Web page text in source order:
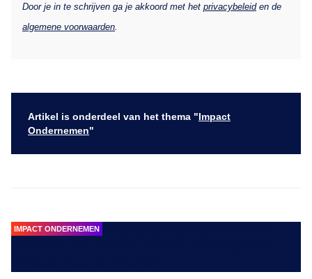
Door je in te schrijven ga je akkoord met het privacybeleiden de
algemene voorwaarden
Artikel is onderdeel van het thema "Impact
Ondernemen"
IMPACT ONDERNEMEN